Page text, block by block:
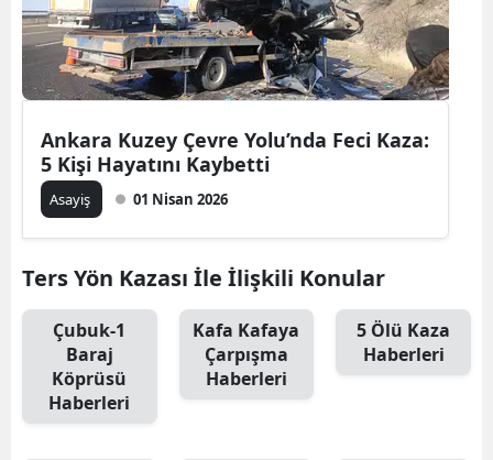
Ankara Kuzey Çevre Yolu’nda Feci Kaza:
5 Kişi Hayatını Kaybetti
Asayiş 01 Nisan 2026
Ters Yön Kazası İle İlişkili Konular
Çubuk-1
Baraj
Köprüsü
Haberleri
Kafa Kafaya
Çarpışma
Haberleri
5 Ölü Kaza
Haberleri